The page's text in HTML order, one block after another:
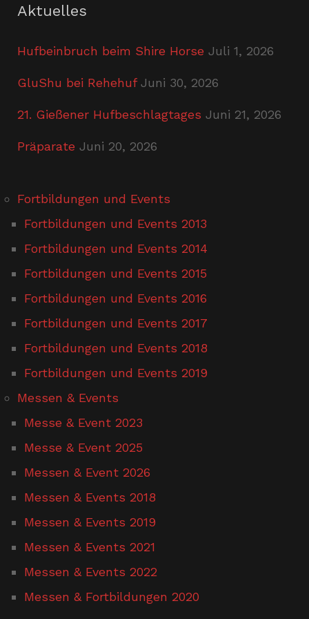
Aktuelles
Hufbeinbruch beim Shire Horse Juli 1, 2026
GluShu bei Rehehuf Juni 30, 2026
21. Gießener Hufbeschlagtages Juni 21, 2026
Präparate Juni 20, 2026
Fortbildungen und Events
Fortbildungen und Events 2013
Fortbildungen und Events 2014
Fortbildungen und Events 2015
Fortbildungen und Events 2016
Fortbildungen und Events 2017
Fortbildungen und Events 2018
Fortbildungen und Events 2019
Messen & Events
Messe & Event 2023
Messe & Event 2025
Messen & Event 2026
Messen & Events 2018
Messen & Events 2019
Messen & Events 2021
Messen & Events 2022
Messen & Fortbildungen 2020